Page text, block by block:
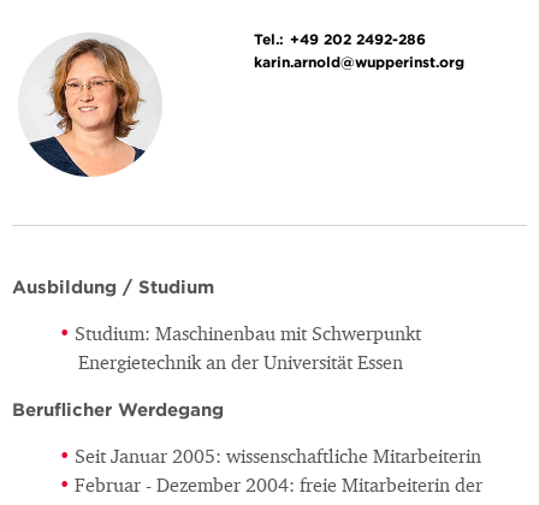
Tel.: +49 202 2492-286
karin.arnold@wupperinst.org
Ausbildung / Studium
Studium: Maschinenbau mit Schwerpunkt
Energietechnik an der Universität Essen
Beruflicher Werdegang
Seit Januar 2005: wissenschaftliche Mitarbeiterin
Februar - Dezember 2004: freie Mitarbeiterin der